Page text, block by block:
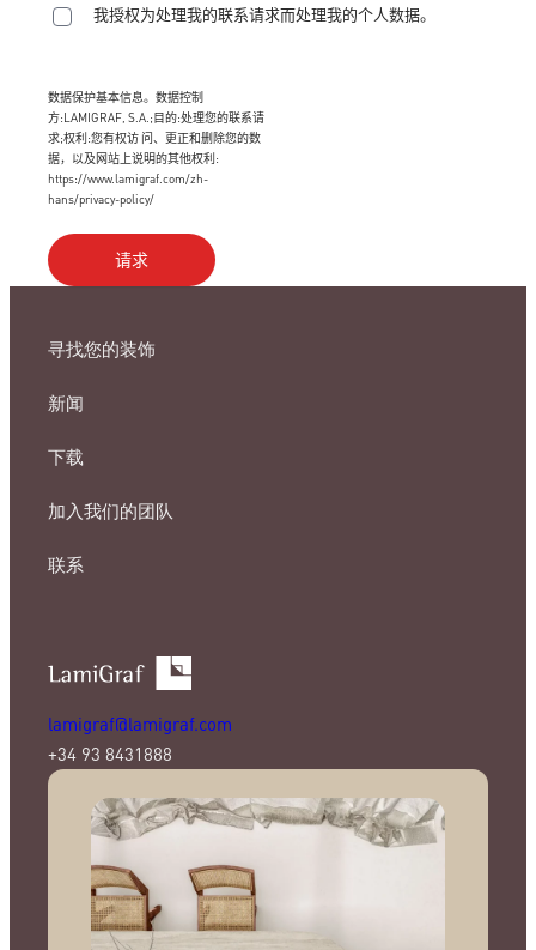
我授权为处理我的联系请求而处理我的个人数据。
数据保护基本信息。数据控制
方:LAMIGRAF, S.A.;目的:处理您的联系请
求;权利:您有权访 问、更正和删除您的数
据，以及网站上说明的其他权利:
https://www.lamigraf.com/zh-
hans/privacy-policy/
寻找您的装饰
新闻
下载
加入我们的团队
联系
lamigraf@lamigraf.com
+34 93 8431888